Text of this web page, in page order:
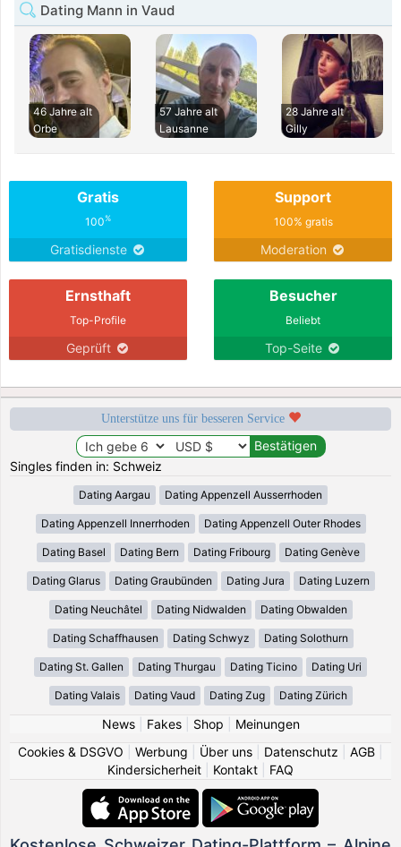
Dating Mann in Vaud
46 Jahre alt
Orbe
57 Jahre alt
Lausanne
28 Jahre alt
Gilly
Gratis
100%
Gratisdienste
Support
100% gratis
Moderation
Ernsthaft
Top-Profile
Geprüft
Besucher
Beliebt
Top-Seite
Unterstütze uns für besseren Service
Singles finden in: Schweiz
Dating Aargau Dating Appenzell Ausserrhoden
Dating Appenzell Innerrhoden Dating Appenzell Outer Rhodes
Dating Basel Dating Bern Dating Fribourg Dating Genève
Dating Glarus Dating Graubünden Dating Jura Dating Luzern
Dating Neuchâtel Dating Nidwalden Dating Obwalden
Dating Schaffhausen Dating Schwyz Dating Solothurn
Dating St. Gallen Dating Thurgau Dating Ticino Dating Uri
Dating Valais Dating Vaud Dating Zug Dating Zürich
News| Fakes| Shop
Meinungen
Cookies & DSGVO
Werbung Über uns Datenschutz AGB
Kindersicherheit
Kontakt FAQ